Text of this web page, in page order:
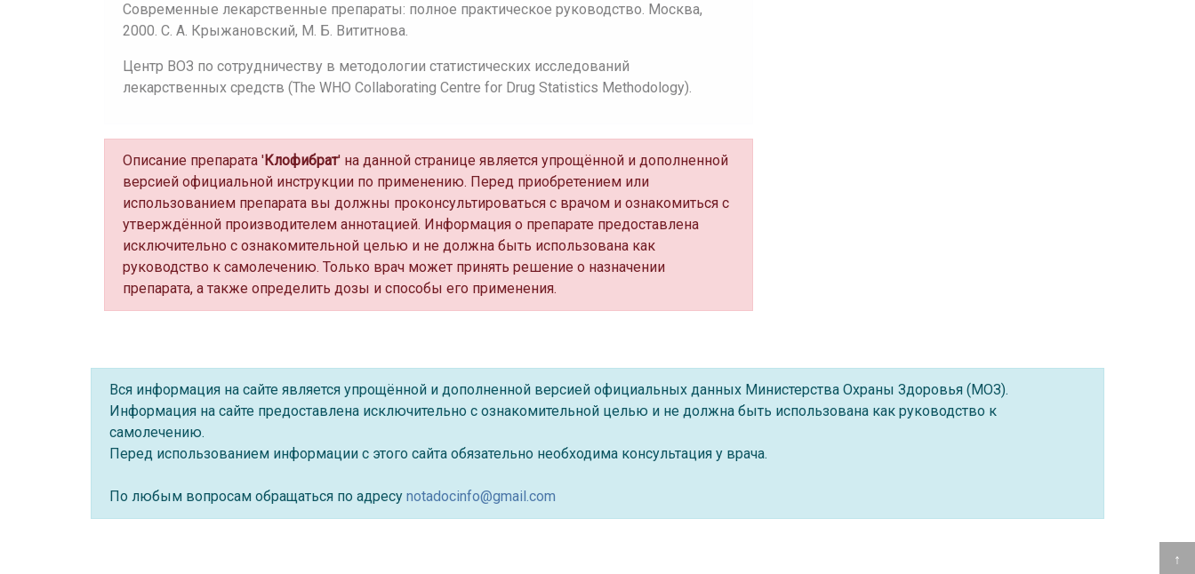
Современные лекарственные препараты: полное практическое руководство. Москва,
2000. С. А. Крыжановский, М. Б. Вититнова.
Центр ВОЗ по сотрудничеству в методологии статистических исследований
лекарственных средств (The WHO Collaborating Centre for Drug Statistics Methodology).
Описание препарата 'Клофибрат' на данной странице является упрощённой и дополненной
версией официальной инструкции по применению. Перед приобретением или
использованием препарата вы должны проконсультироваться с врачом и ознакомиться с
утверждённой производителем аннотацией. Информация о препарате предоставлена
исключительно с ознакомительной целью и не должна быть использована как
руководство к самолечению. Только врач может принять решение о назначении
препарата, а также определить дозы и способы его применения.
Вся информация на сайте является упрощённой и дополненной версией официальных данных Министерства Охраны Здоровья (МОЗ).
Информация на сайте предоставлена исключительно с ознакомительной целью и не должна быть использована как руководство к
самолечению.
Перед использованием информации с этого сайта обязательно необходима консультация у врача.
По любым вопросам обращаться по адресу notadocinfo@gmail.com
↑